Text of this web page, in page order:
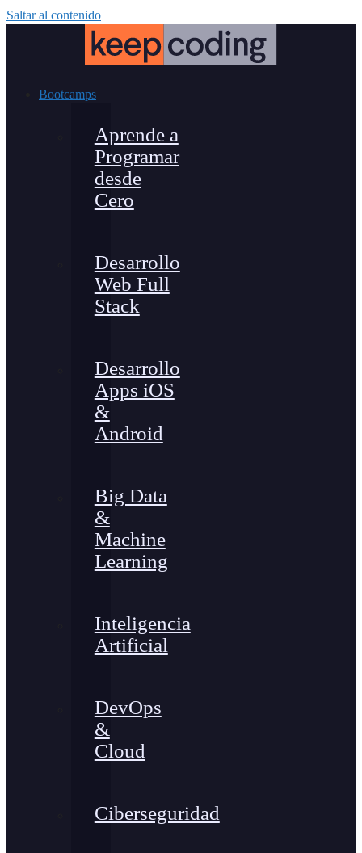
Saltar al contenido
Bootcamps
Aprende a
Programar
desde
Cero
Desarrollo
Web Full
Stack
Desarrollo
Apps iOS
&
Android
Big Data
&
Machine
Learning
Inteligencia
Artificial
DevOps
&
Cloud
Ciberseguridad